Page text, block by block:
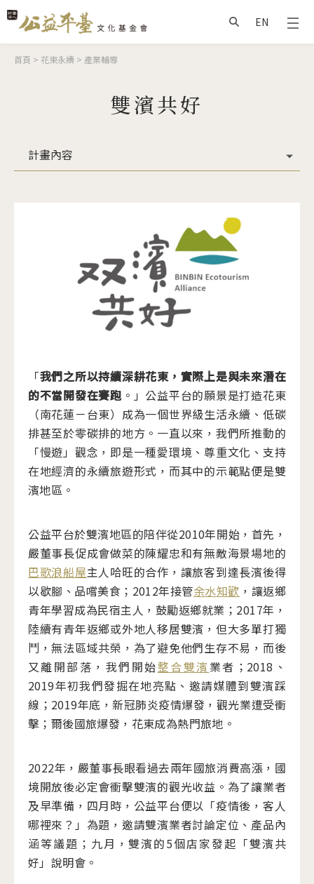
搜尋
EN
您在這裡
首頁 > 花東永續 > 產業輔導
雙濱共好
「我們之所以持續深耕花東，實際上是與未來潛在
的不當開發在賽跑。」公益平台的願景是打造花東
（南花蓮－台東）成為一個世界級生活永續、低碳
排甚至於零碳排的地方。一直以來，我們所推動的
「慢遊」觀念，即是一種愛環境、尊重文化、支持
在地經濟的永續旅遊形式，而其中的示範點便是雙
濱地區。
公益平台於雙濱地區的陪伴從2010年開始，首先，
嚴董事長促成會做菜的陳耀忠和有無敵海景場地的
巴歌浪船屋主人哈旺的合作，讓旅客到達長濱後得
以歇腳、品嚐美食；2012年接管余水知歡 ，讓返鄉
青年學習成為民宿主人，鼓勵返鄉就業；2017年，
陸續有青年返鄉或外地人移居雙濱，但大多單打獨
鬥，無法區域共榮，為了避免他們生存不易，而後
又離開部落，我們開始整合雙濱 業者；2018、
2019年初我們發掘在地亮點、邀請媒體到雙濱踩
線；2019年底，新冠肺炎疫情爆發，觀光業遭受衝
擊；爾後國旅爆發，花東成為熱門旅地。
2022年，嚴董事長眼看過去兩年國旅消費高漲，國
境開放後必定會衝擊雙濱的觀光收益。為了讓業者
及早準備，四月時，公益平台便以「疫情後，客人
哪裡來？」為題，邀請雙濱業者討論定位、產品內
涵等議題；九月，雙濱的5個店家發起「雙濱共
好」說明會。